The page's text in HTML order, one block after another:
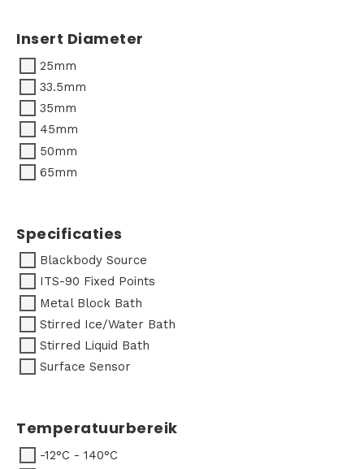
Insert Diameter
25mm
33.5mm
35mm
45mm
50mm
65mm
Specificaties
Blackbody Source
ITS-90 Fixed Points
Metal Block Bath
Stirred Ice/Water Bath
Stirred Liquid Bath
Surface Sensor
Temperatuurbereik
-12°C - 140°C